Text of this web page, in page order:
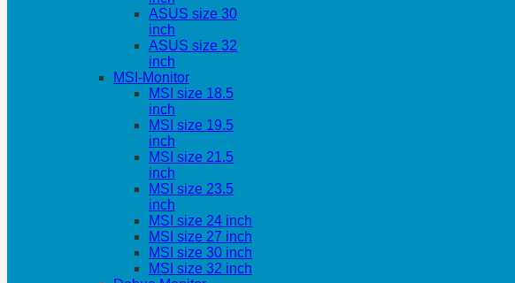
ASUS size 30
inch
ASUS size 32
inch
MSI-Monitor
MSI size 18.5
inch
MSI size 19.5
inch
MSI size 21.5
inch
MSI size 23.5
inch
MSI size 24 inch
MSI size 27 inch
MSI size 30 inch
MSI size 32 inch